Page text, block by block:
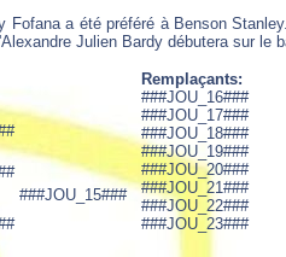
a été préféré à Benson
Julien Bardy débutera sur le
Remplaçants:
###JOU_16###
###JOU_17###
###JOU_18###
###JOU_19###
###JOU_20###
###JOU_21###
###JOU_22###
###JOU_23###
###JOU_15###